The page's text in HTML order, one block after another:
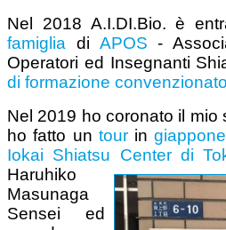
Nel 2018 A.I.DI.Bio. è
famiglia di APOS -
Operatori ed Insegnanti
di formazione convenzionato
Nel 2019 ho coronato il mio
ho fatto un touringiappone
Iokai Shiatsu Center di
Haruhiko
Masunaga
Sensei ed